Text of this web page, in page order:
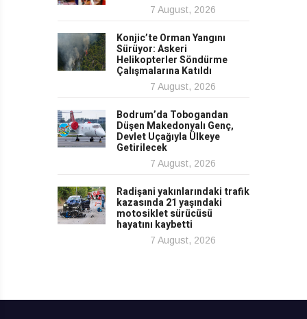
7 August, 2026
Konjic’te Orman Yangını
Sürüyor: Askeri
Helikopterler Söndürme
Çalışmalarına Katıldı
7 August, 2026
Bodrum’da Tobogandan
Düşen Makedonyalı Genç,
Devlet Uçağıyla Ülkeye
Getirilecek
7 August, 2026
Radişani yakınlarındaki trafik
kazasında 21 yaşındaki
motosiklet sürücüsü
hayatını kaybetti
7 August, 2026